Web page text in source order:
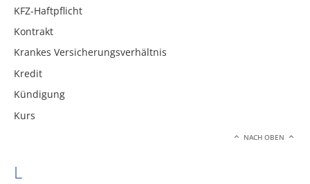
KFZ-Haftpflicht
Kontrakt
Krankes Versicherungsverhältnis
Kredit
Kündigung
Kurs
NACH OBEN
L